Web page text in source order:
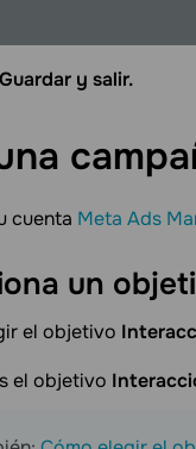
Guardar y salir.
cuenta Meta Ads
un
el objetivo
el objetivo